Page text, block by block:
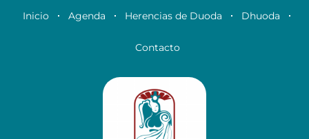
Inicio Agenda Herencias de Duoda Dhuoda
Contacto